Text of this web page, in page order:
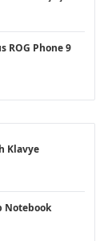
ROG Phone 9
Klavye
Notebook